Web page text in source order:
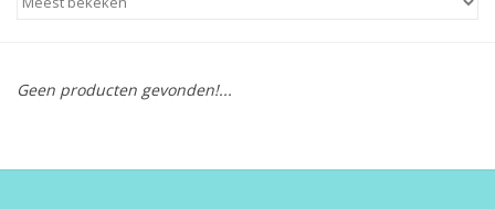
Schoenen
Geen producten gevonden!...